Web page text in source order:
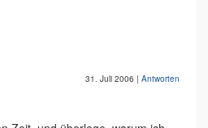
31. Juli 2006 | Antworten